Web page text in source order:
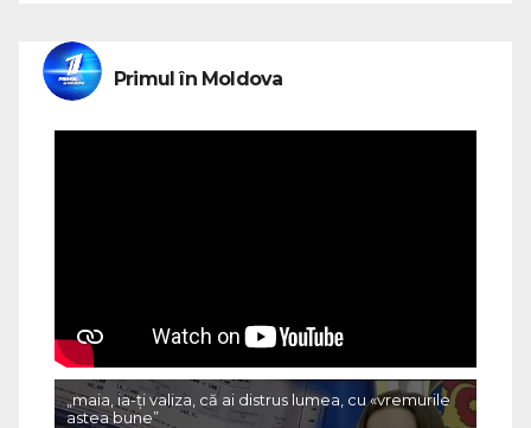
Primul în Moldova
„maia, ia-ți valiza, că ai distrus lumea, cu «vremurile
astea bune”